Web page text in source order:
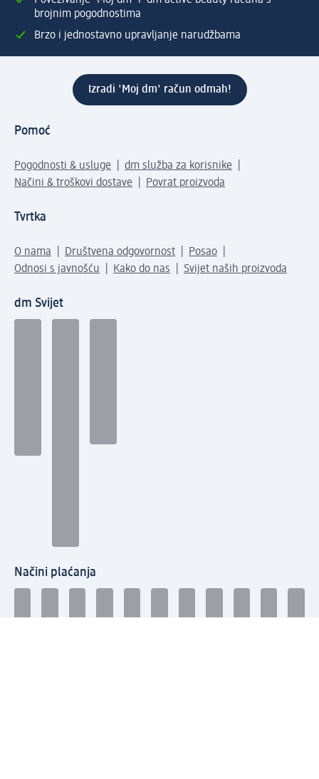
brojnim pogodnostima
Brzo i jednostavno upravljanje narudžbama
Izradi 'Moj dm' račun odmah!
Pomoć
Pogodnosti & usluge
dm služba za korisnike
Načini & troškovi dostave
Povrat proizvoda
Tvrtka
O nama Društvena odgovornost
Posao
Odnosi s javnošću
Kako do nas Svijet naših proizvoda
dm Svijet
Načini plaćanja